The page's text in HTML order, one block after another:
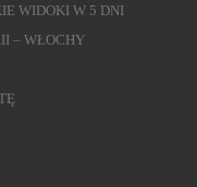
WIDOKI W 5 DNI
– WŁOCHY